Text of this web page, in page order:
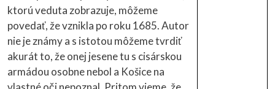
ktorú veduta zobrazuje, môžeme
povedať, že vznikla po roku 1685. Autor
nie je známy a s istotou môžeme tvrdiť
akurát to, že onej jesene tu s cisárskou
armádou osobne nebol a Košice na